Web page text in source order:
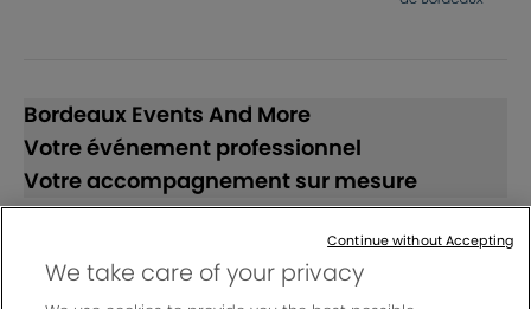
Bordeaux Events And More
Votre événement professionnel
Votre accompagnement sur mesure
We take care of your privacy
Continue without Accepting